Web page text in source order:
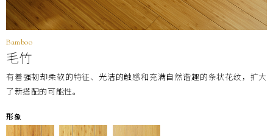
Bamboo
毛竹
有着强韧却柔软的特征、光洁的触感和充满自然谐趣的条状花纹，扩大
了新搭配的可能性。
形象